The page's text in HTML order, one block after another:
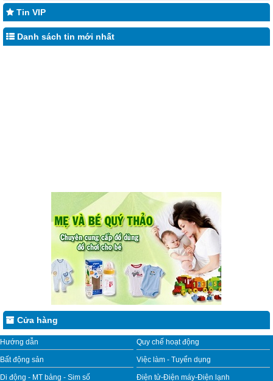
Tin VIP
Danh sách tin mới nhất
Cửa hàng
Hướng dẫn Quy chế hoạt động
Bất động sản Việc làm - Tuyển dụng
Di động - MT bảng - Sim số Điện tử-Điện máy-Điện lạnh